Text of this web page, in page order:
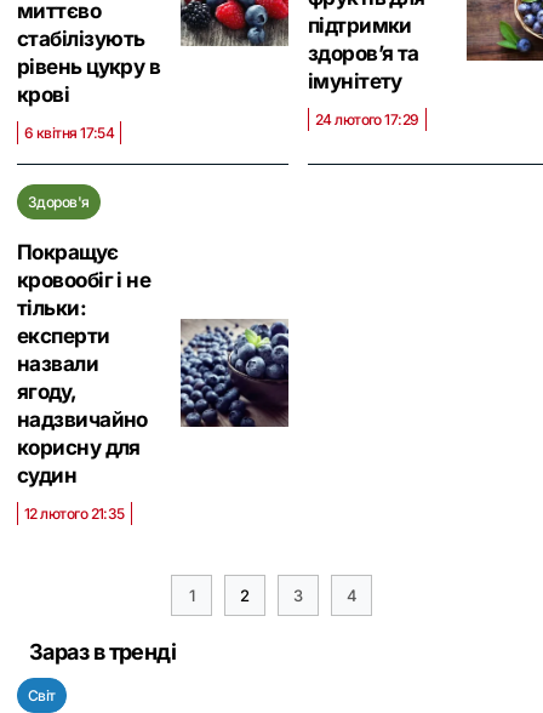
миттєво
стабілізують
рівень цукру в
крові
6 квітня 17:54
підтримки
здоров’я та
імунітету
24 лютого 17:29
Здоров'я
Покращує
кровообіг і не
тільки:
експерти
назвали
ягоду,
надзвичайно
корисну для
судин
12 лютого 21:35
1 2 3 4
Зараз в тренді
Світ